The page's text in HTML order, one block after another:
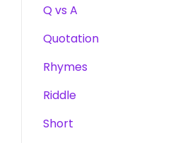
Q vs A
Quotation
Rhymes
Riddle
Short